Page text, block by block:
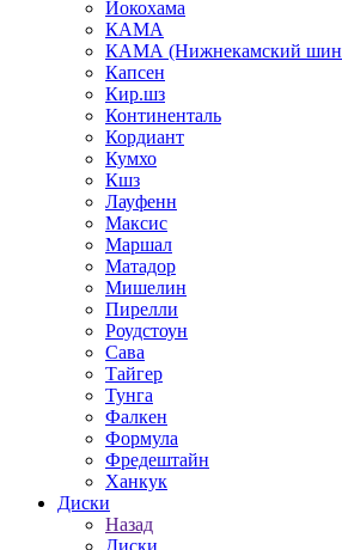
Йокохама
КАМА
КАМА (Нижнекамский
Капсен
Кир.шз
Континенталь
Кордиант
Кумхо
Кшз
Лауфенн
Максис
Маршал
Матадор
Мишелин
Пирелли
Роудстоун
Сава
Тайгер
Тунга
Фалкен
Формула
Фредештайн
Ханкук
Диски
Назад
Диски